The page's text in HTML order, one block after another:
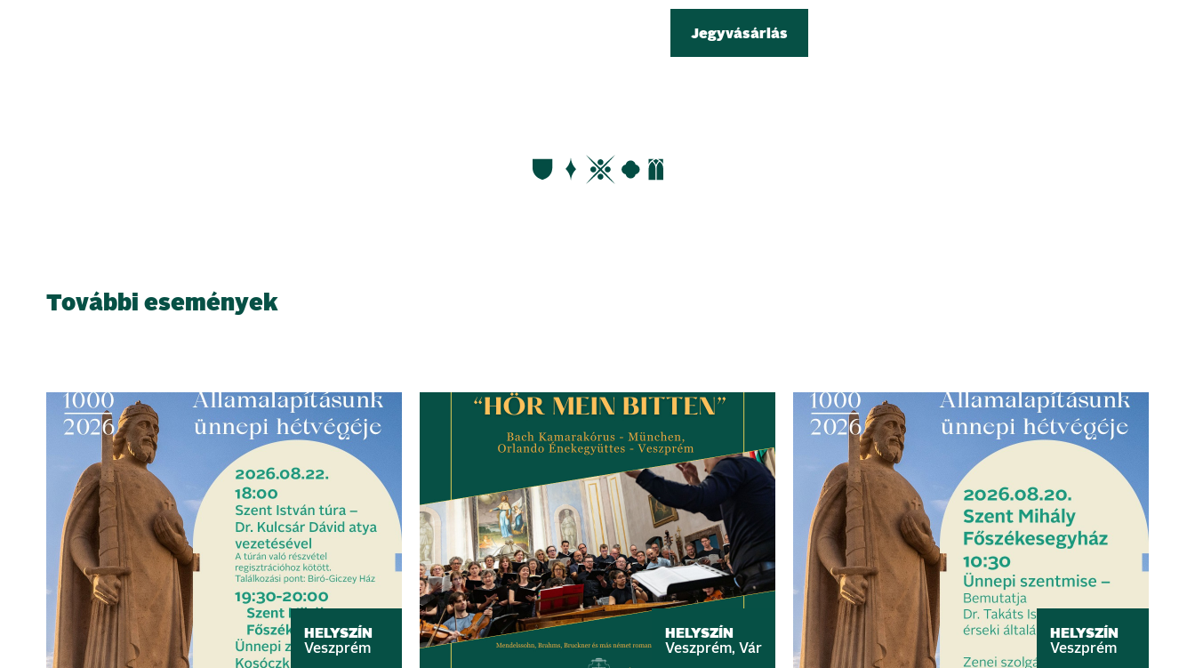
Jegyvásárlás
További események
HELYSZÍN
Veszprém
HELYSZÍN
Veszprém, Vár
HELYSZÍN
Veszprém